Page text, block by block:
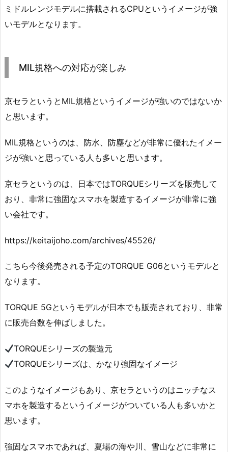
ミドルレンジモデルに搭載されるCPUというイメージが強
いモデルとなります。
MIL規格への対応が楽しみ
京セラというとMIL規格というイメージが強いのではないか
と思います。
MIL規格というのは、防水、防塵などが非常に優れたイメー
ジが強いと思っている人も多いと思います。
京セラというのは、日本ではTORQUEシリーズを販売して
おり、非常に強固なスマホを製造するイメージが非常に強
い会社です。
https://keitaijoho.com/archives/45526/
こちら今後発売される予定のTORQUE G06というモデルと
なります。
TORQUE 5Gというモデルが日本でも販売されており、非常
に販売台数を伸ばしました。
TORQUEシリーズの製造元
TORQUEシリーズは、かなり強固なイメージ
このようなイメージもあり、京セラというのはニッチなス
マホを製造するというイメージがついている人も多いかと
思います。
強固なスマホであれば、夏場の海や川、雪山などに非常に